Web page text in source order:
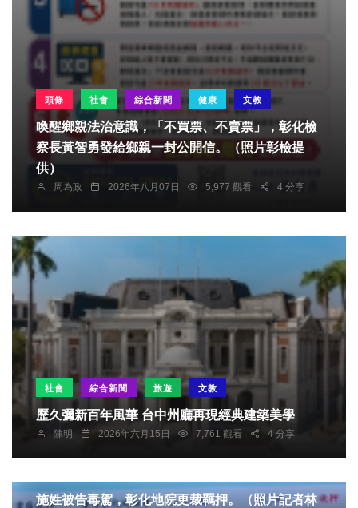
頭條 社會 綜合新聞 健康 文教
喚醒鄉親法治意識，「不買票、不賣票」，彰化檢
察長黃智勇發給鄉親一封公開信。（照片彰檢提
供）
周為政 2026年八月07日 5,977 觀看 4 分享
社會 綜合新聞 旅遊 文教
歷久彌新百年風華 台中州廳再現經典建築美學
陳明 2026年六月15日 7,761 觀看 4 分享
施姓被告毒駕，彰化地院更裁羈押。（照片記者林